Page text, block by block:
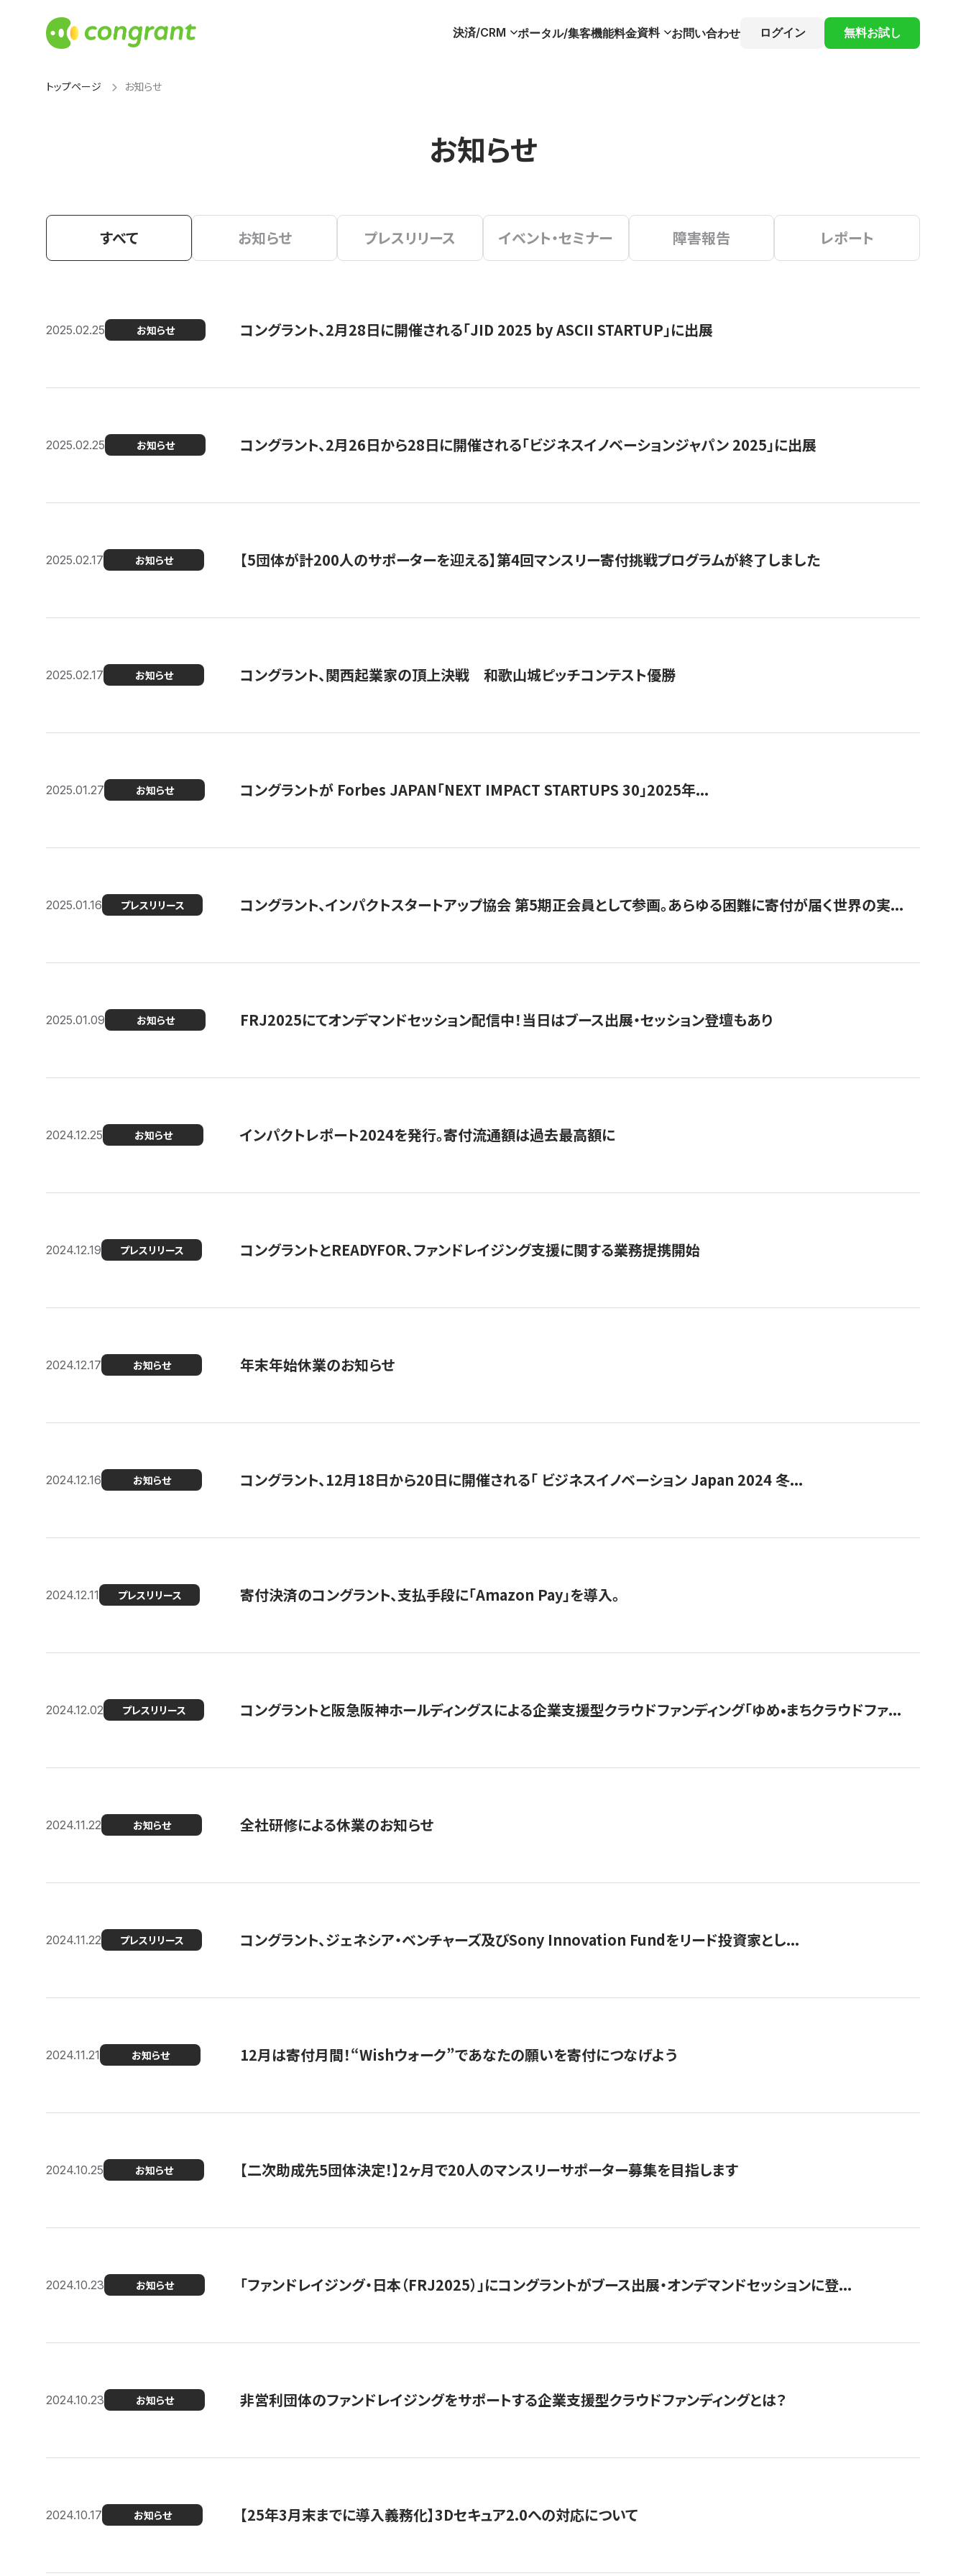
決済/CRM ポータル/集客機能料金資料 お問い合わせ ログイン 無料お試し
トップページ お知らせ
お知らせ
すべて お知らせ プレスリリース イベント・セミナー 障害報告 レポート
2025.02.25 お知らせ コングラント、2月28日に開催される「JID 2025 by ASCII STARTUP」に出展
2025.02.25 お知らせ コングラント、2月26日から28日に開催される「ビジネスイノベーションジャパン 2025」に出展
2025.02.17 お知らせ 【5団体が計200人のサポーターを迎える】​​第4回マンスリー寄付挑戦プログラムが終了しました
2025.02.17 お知らせ コングラント、関西起業家の頂上決戦 和歌山城ピッチコンテスト優勝
2025.01.27 お知らせ コングラントが Forbes JAPAN「NEXT IMPACT STARTUPS 30」2025年...
2025.01.16 プレスリリース コングラント、インパクトスタートアップ協会 第5期正会員として参画。あらゆる困難に寄付が届く世界の実...
2025.01.09 お知らせ FRJ2025にてオンデマンドセッション配信中！当日はブース出展・セッション登壇もあり
2024.12.25 お知らせ インパクトレポート2024を発行。寄付流通額は過去最高額に
2024.12.19 プレスリリース コングラントとREADYFOR、ファンドレイジング支援に関する業務提携開始
2024.12.17 お知らせ 年末年始休業のお知らせ
2024.12.16 お知らせ コングラント、12月18日から20日に開催される「 ビジネスイノベーション Japan 2024 冬...
2024.12.11 プレスリリース 寄付決済のコングラント、支払手段に「Amazon Pay」を導入。
2024.12.02 プレスリリース コングラントと阪急阪神ホールディングスによる企業支援型クラウドファンディング「ゆめ•まちクラウドファ...
2024.11.22 お知らせ 全社研修による休業のお知らせ
2024.11.22 プレスリリース コングラント、ジェネシア・ベンチャーズ及びSony Innovation Fundをリード投資家とし...
2024.11.21 お知らせ 12月は寄付月間！“Wishウォーク”であなたの願いを寄付につなげよう
2024.10.25 お知らせ 【二次助成先5団体決定！】2ヶ月で20人のマンスリーサポーター募集を目指します
2024.10.23 お知らせ 「ファンドレイジング・日本（FRJ2025）」にコングラントがブース出展・オンデマンドセッションに登...
2024.10.23 お知らせ 非営利団体のファンドレイジングをサポートする企業支援型クラウドファンディングとは？
2024.10.17 お知らせ 【25年3月末までに導入義務化】3Dセキュア2.0への対応について